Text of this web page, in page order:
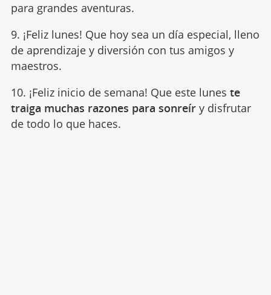
para grandes aventuras.
9. ¡Feliz lunes! Que hoy sea un día especial, lleno
de aprendizaje y diversión con tus amigos y
maestros.
10. ¡Feliz inicio de semana! Que este lunes te
traiga muchas razones para sonreíry disfrutar
de todo lo que haces.